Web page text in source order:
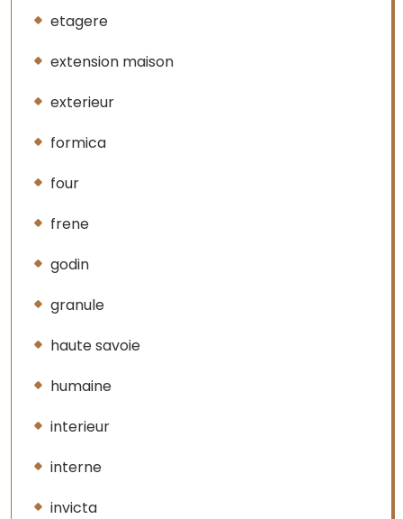
etagere
extension maison
exterieur
formica
four
frene
godin
granule
haute savoie
humaine
interieur
interne
invicta